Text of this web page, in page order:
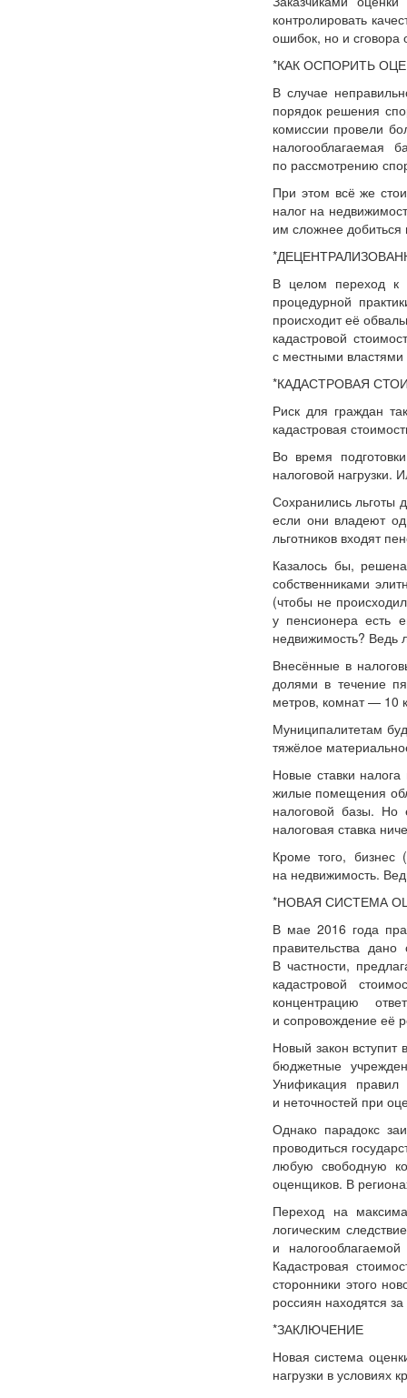
контролировать
ошибок, но и
*КАК ОСПОРИТЬ
В случае
порядок решения
комиссии провели
по рассмотрению
При этом всё же
налог на
им сложнее добиться
В целом переход к
процедурной
происходит её
кадастровой
с местными
*КАДАСТРОВАЯ
Риск для граждан
кадастровая
Во время
налоговой нагрузки.
Сохранились льготы
если они владеют
льготников входят
Казалось бы,
собственниками
(чтобы не
у пенсионера есть
недвижимость? Ведь
Внесённые в
долями в течение
метров, комнат — 10
Муниципалитетам
тяжёлое
Новые ставки
жилые помещения
налоговой базы. Но
налоговая ставка
Кроме того, бизнес
на недвижимость.
*НОВАЯ СИСТЕМА
В мае 2016 года
правительства
В частности,
кадастровой
концентрацию
и сопровождение её
Новый закон вступит
бюджетные
Унификация правил
и неточностей при
Однако парадокс
проводиться
любую свободную
оценщиков. В
Переход на
логическим
и
Кадастровая
сторонники этого
россиян находятся
*ЗАКЛЮЧЕНИЕ
Новая система
нагрузки в условиях